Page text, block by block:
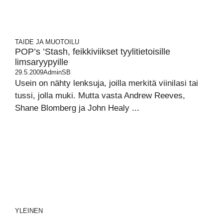
TAIDE JA MUOTOILU
POP’s ’Stash, feikkiviikset tyylitietoisille
limsaryypyille
29.5.2009AdminSB
Usein on nähty lenksuja, joilla merkitä viinilasi tai
tussi, jolla muki. Mutta vasta Andrew Reeves,
Shane Blomberg ja John Healy ...
YLEINEN